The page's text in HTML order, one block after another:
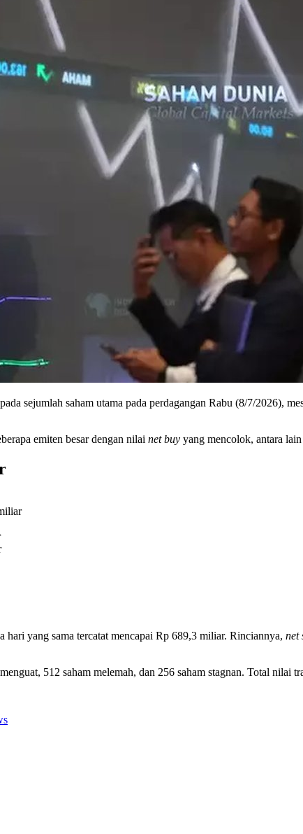
sejumlah saham utama pada perdagangan Rabu (8/7/2026),
emiten besar dengan nilai net buy yang mencolok, antara
hari yang sama tercatat mencapai Rp 689,3 miliar. Rinciannya, net
512 saham melemah, dan 256 saham stagnan. Total nilai